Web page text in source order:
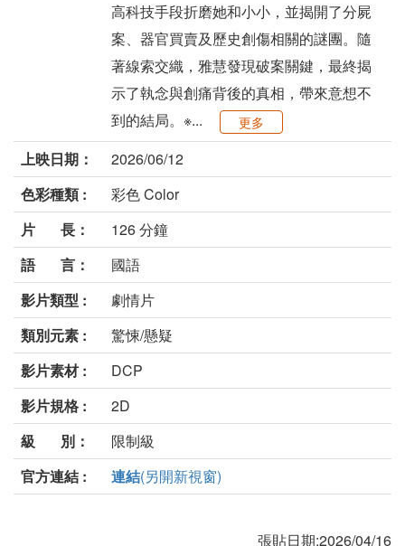
高科技手段折磨她和小小，並揭開了分屍
案、器官買賣及歷史創傷相關的謎團。隨
著線索交織，雅慧發現破案關鍵，最終揭
示了執念與創痛背後的真相，帶來意想不
到的結局。※...
更多
上映日期：
2026/06/12
色彩種類 :
彩色 Color
片 長：
126 分鐘
語 言：
國語
影片類型 :
劇情片
類別元素 :
驚悚/懸疑
影片素材 :
DCP
影片規格 :
2D
級 別：
限制級
官方連結 :
連結(另開新視窗)
張貼日期:2026/04/16